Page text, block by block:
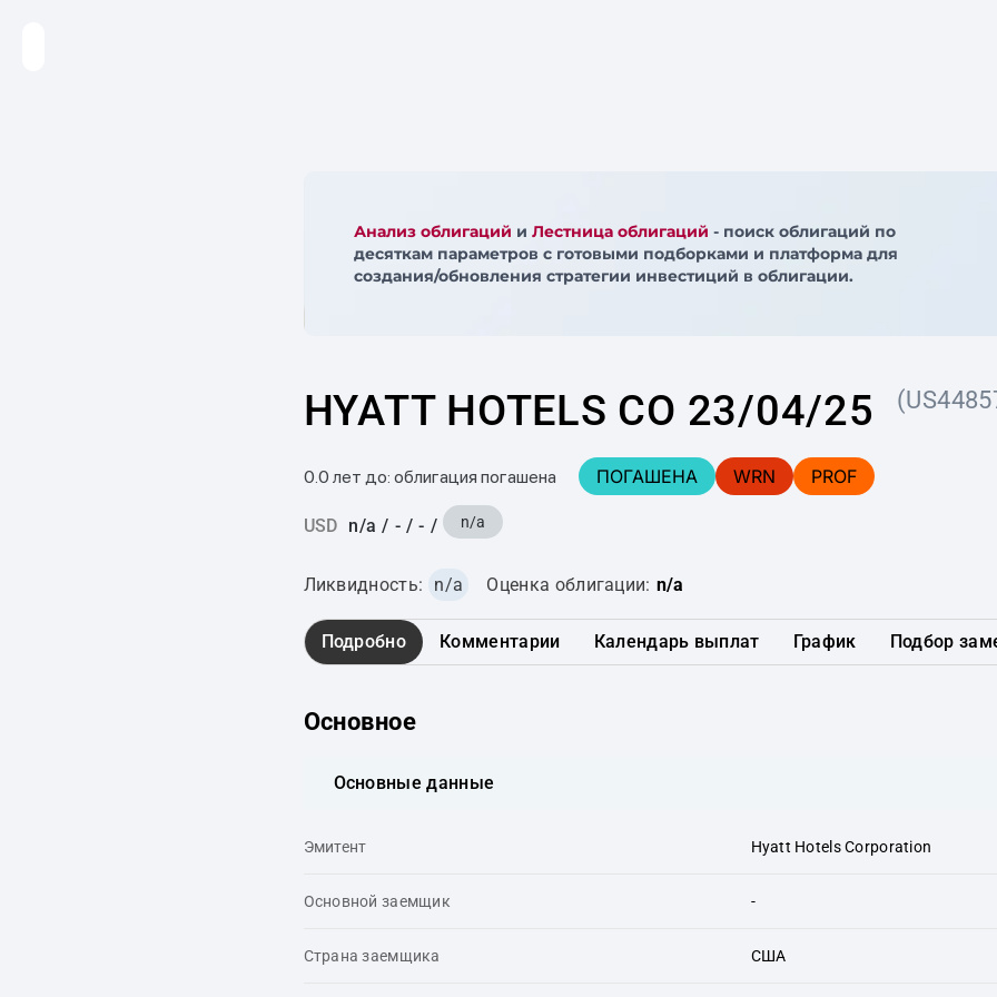
Анализ облигаций и Лестница облигаций - поиск облигаций по
десяткам параметров с готовыми подборками и платформа для
создания/обновления стратегии инвестиций в облигации.
HYATT HOTELS CO 23/04/25
0.0 лет до: облигация погашена ПОГАШЕНА WRN PROF
USD n/a / - / - / n/a
Ликвидность: n/a Оценка облигации: n/a
Подробно Комментарии Календарь выплат График Подбор
Основное
Основные данные
Эмитент Hyatt Hotels Corporation
Основной заемщик -
Страна заемщика США